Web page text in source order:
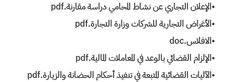
•الإعلان التجاري عن نشاط المحامي دراسة مقارنة.pdf
•الأغراض التجارية للشركات وزارة التجارة.pdf
•الافلاس.doc
•الإلزام القضائي بالوعد في المعاملات المالية.pdf
•الآليات القضائية المتبعة في تنفيذ أحكام الحضانة والزيارة.pdf